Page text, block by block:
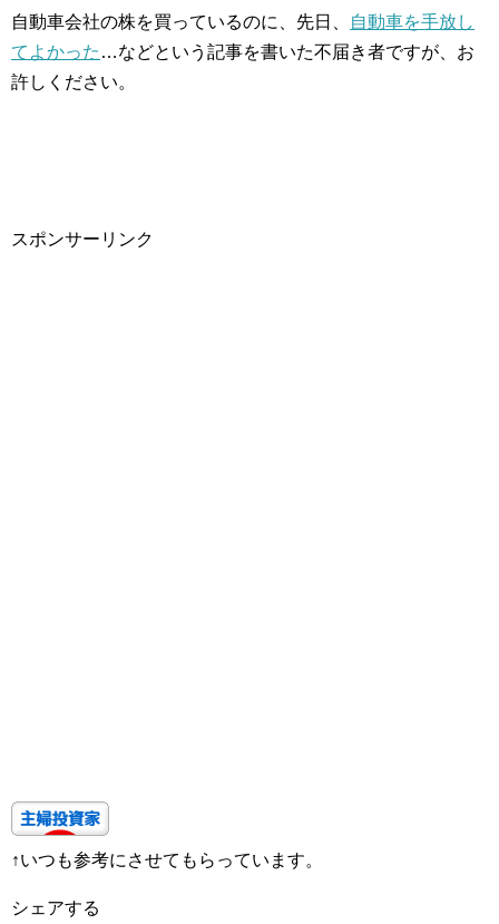
自動車会社の株を買っているのに、先日、
自動車を手放し
てよかった …などという記事を書いた不届き者ですが、お
許しください。
スポンサーリンク
↑いつも参考にさせてもらっています。
シェアする